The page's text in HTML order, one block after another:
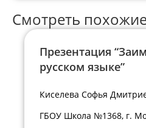
Смотреть
Презентация
русском языке”
Киселева Софья
ГБОУ Школа №1368, г.